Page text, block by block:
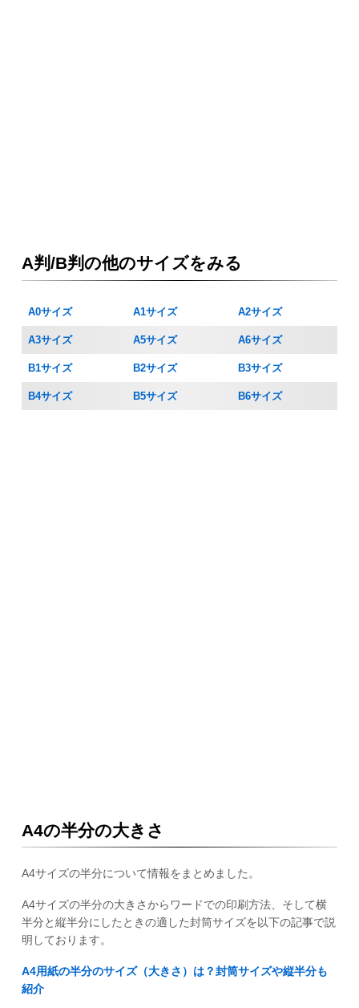
A判/B判の他のサイズをみる
A0サイズ A1サイズ A2サイズ
A3サイズ A5サイズ A6サイズ
B1サイズ B2サイズ B3サイズ
B4サイズ B5サイズ B6サイズ
A4の半分の大きさ
A4サイズの半分について情報をまとめました。
A4サイズの半分の大きさからワードでの印刷方法、そして横
半分と縦半分にしたときの適した封筒サイズを以下の記事で説
明しております。
A4用紙の半分のサイズ（大きさ）は？封筒サイズや縦半分も
紹介